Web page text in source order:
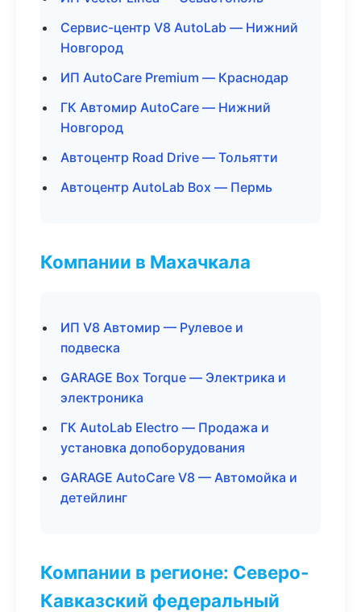
Сервис-центр V8 AutoLab — Нижний
Новгород
ИП AutoCare Premium — Краснодар
ГК Автомир AutoCare — Нижний
Новгород
Автоцентр Road Drive — Тольятти
Автоцентр AutoLab Box — Пермь
Компании в Махачкала
ИП V8 Автомир — Рулевое и
подвеска
GARAGE Box Torque — Электрика и
электроника
ГК AutoLab Electro — Продажа и
установка допоборудования
GARAGE AutoCare V8 — Автомойка и
детейлинг
Компании в регионе: Северо-
Кавказский федеральный